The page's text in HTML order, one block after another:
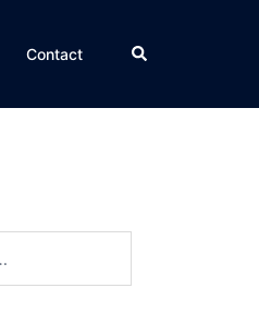
Contact Rechercher